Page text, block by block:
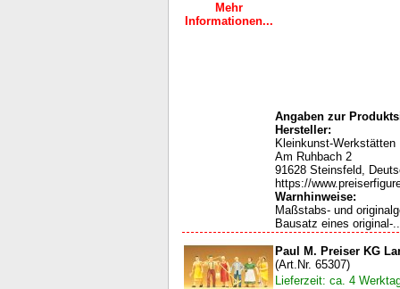
Mehr
Informationen...
Angaben zur
Hersteller:
Kleinkunst-
Am Ruhbach 2
91628 Steinsfeld,
https://
Warnhinweise:
Maßstabs- und
Bausatz eines original-
Paul M. Preiser KG
(Art.Nr. 65307)
Lieferzeit: ca. 4